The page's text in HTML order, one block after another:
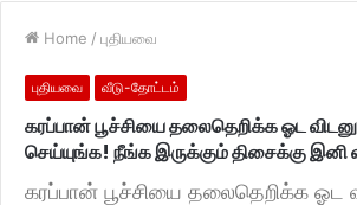
Home / புதியவை
புதியவை வீடு-தோட்டம்
கரப்பான் பூச்சியை தலைதெறிக்க ஓட
செய்யுங்க! நீங்க இருக்கும் திசைக்கு இனி
கரப்பான் பூச்சியை தலைதெறிக்க ஓட